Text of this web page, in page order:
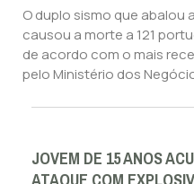
O duplo sismo que abalou
causou a morte a 121
de acordo com o mais
pelo Ministério dos
JOVEM DE 15 ANOS